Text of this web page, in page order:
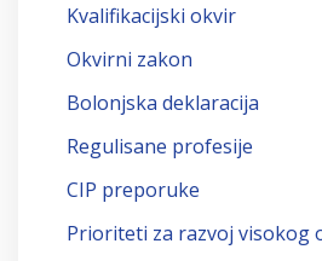
Kvalifikacijski okvir
Okvirni zakon
Bolonjska deklaracija
Regulisane profesije
CIP preporuke
Prioriteti za razvoj visokog